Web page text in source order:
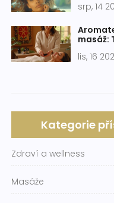
srp, 14
masáž:
lis, 16
Kategorie
Zdraví a wellness
Masáže